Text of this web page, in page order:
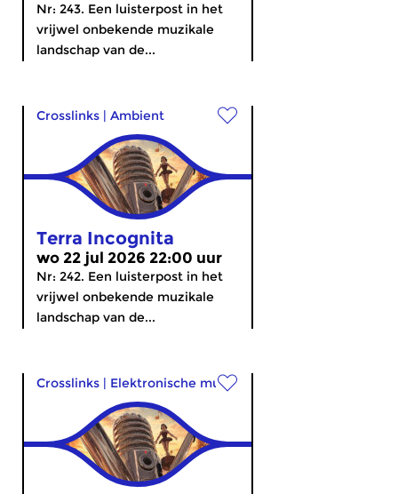
Nr: 243. Een luisterpost in het
vrijwel onbekende muzikale
landschap van de...
Crosslinks | Ambient
Terra Incognita
wo 22 jul 2026 22:00 uur
Nr: 242. Een luisterpost in het
vrijwel onbekende muzikale
landschap van de...
Crosslinks | Elektronische muziek